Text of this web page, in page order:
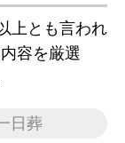
上とも言われ
容を厳選
日葬